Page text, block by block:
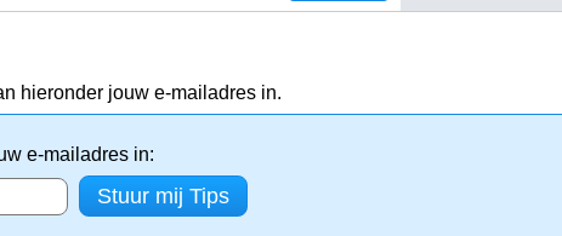
hieronder jouw e-mailadres in.
e-mailadres in: